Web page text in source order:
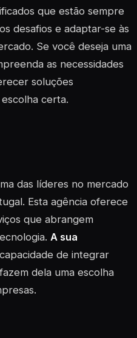
que estão sempre
desafios e adaptar-se às
Se você deseja uma
as necessidades
soluções
certa.
das líderes no mercado
Esta agência oferece
que abrangem
A sua
de integrar
dela uma escolha